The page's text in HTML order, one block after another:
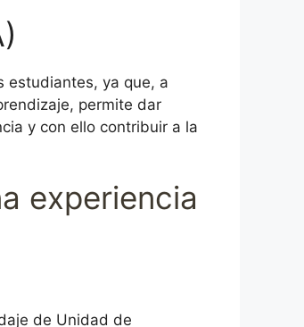
estudiantes, ya que, a
permite dar
y con ello contribuir a la
experiencia
de Unidad de